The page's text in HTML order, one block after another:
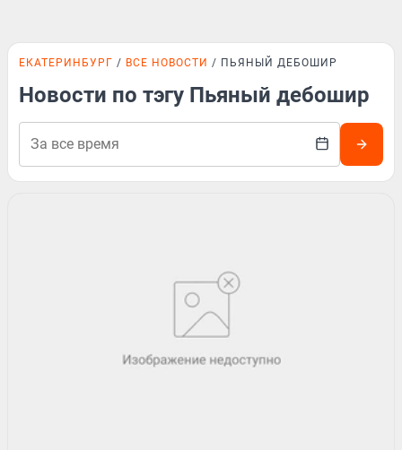
ЕКАТЕРИНБУРГ ВСЕ НОВОСТИ ПЬЯНЫЙ ДЕБОШИР
Новости по тэгу Пьяный дебошир